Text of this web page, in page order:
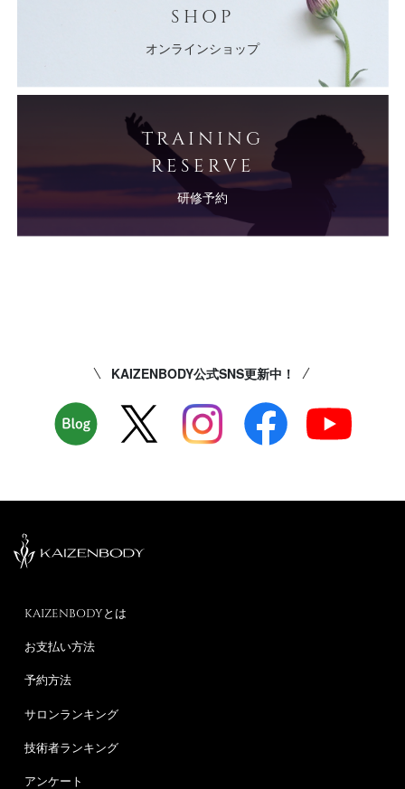
SHOP
オンラインショップ
TRAINING
RESERVE
研修予約
KAIZENBODY公式SNS更新中！
KAIZENBODYとは
お支払い方法
予約方法
サロンランキング
技術者ランキング
アンケート